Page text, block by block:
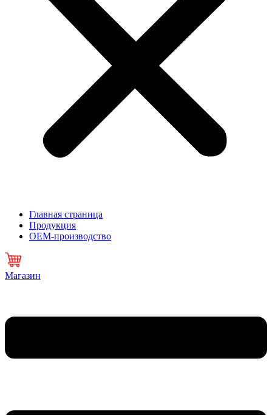
Главная страница
Продукция
OEM-производство
Магазин